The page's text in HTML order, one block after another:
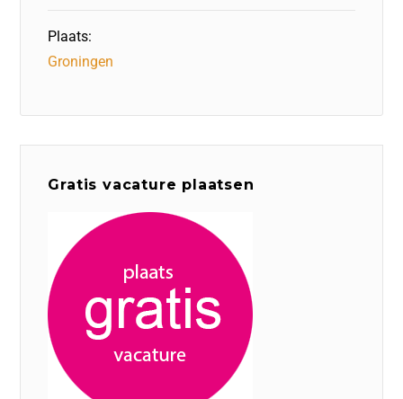
Plaats:
Groningen
Gratis vacature plaatsen